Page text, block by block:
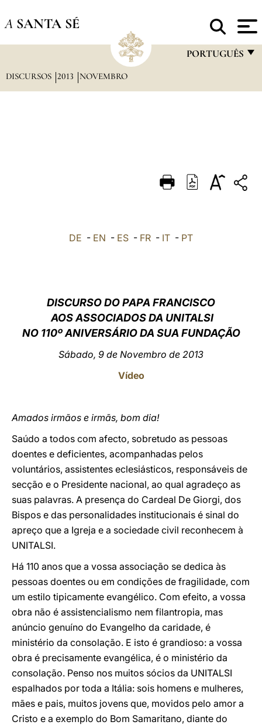
A SANTA SÉ
PORTUGUÊS
DEUTSCH
العربيّة
DISCURSOS 2013 NOVEMBRO
DE - EN - ES - FR - IT - PT
DISCURSO DO PAPA FRANCISCO
AOS ASSOCIADOS DA UNITALSI
NO 110º ANIVERSÁRIO DA SUA FUNDAÇÃO
Sábado, 9 de Novembro de 2013
Vídeo
Amados irmãos e irmãs, bom dia!
Saúdo a todos com afecto, sobretudo as pessoas
doentes e deficientes, acompanhadas pelos
voluntários, assistentes eclesiásticos, responsáveis de
secção e o Presidente nacional, ao qual agradeço as
suas palavras. A presença do Cardeal De Giorgi, dos
Bispos e das personalidades institucionais é sinal do
apreço que a Igreja e a sociedade civil reconhecem à
UNITALSI.
Há 110 anos que a vossa associação se dedica às
pessoas doentes ou em condições de fragilidade, com
um estilo tipicamente evangélico. Com efeito, a vossa
obra não é assistencialismo nem filantropia, mas
anúncio genuíno do Evangelho da caridade, é
ministério da consolação. E isto é grandioso: a vossa
obra é precisamente evangélica, é o ministério da
consolação. Penso nos muitos sócios da UNITALSI
espalhados por toda a Itália: sois homens e mulheres,
mães e pais, muitos jovens que, movidos pelo amor a
Cristo e a exemplo do Bom Samaritano, diante do